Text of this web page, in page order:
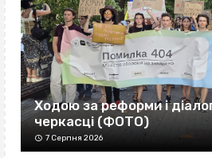
Ходою за реформи і
черкасці (ФОТО)
7 Серпня 2026